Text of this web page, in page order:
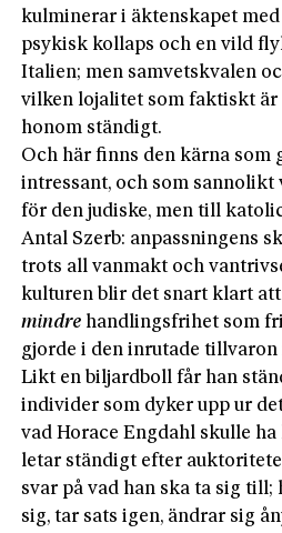
kulminerar i äktenskapet
psykisk kollaps och en vild
Italien; men samvetskvalen
vilken lojalitet som faktiskt är
honom ständigt.
Och här finns den kärna som
intressant, och som
för den judiske, men till
Antal Szerb: anpassningens
trots all vanmakt och
kulturen blir det snart klart
mindre handlingsfrihet som
gjorde i den inrutade tillvaron
Likt en biljardboll får han
individer som dyker upp ur
vad Horace Engdahl skulle ha
letar ständigt efter
svar på vad han ska ta sig
sig, tar sats igen, ändrar sig